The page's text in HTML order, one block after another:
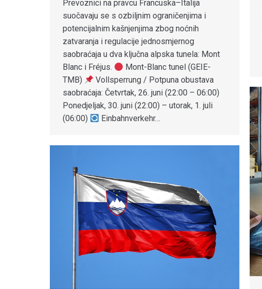
Prevoznici na pravcu Francuska–Italija
suočavaju se s ozbiljnim ograničenjima i
potencijalnim kašnjenjima zbog noćnih
zatvaranja i regulacije jednosmjernog
saobraćaja u dva ključna alpska tunela: Mont
Blanc i Fréjus.
Mont-Blanc tunel (GEIE-
TMB)
Vollsperrung / Potpuna obustava
saobraćaja: Četvrtak, 26. juni (22:00 – 06:00)
Ponedjeljak, 30. juni (22:00) – utorak, 1. juli
(06:00)
Einbahnverkehr…